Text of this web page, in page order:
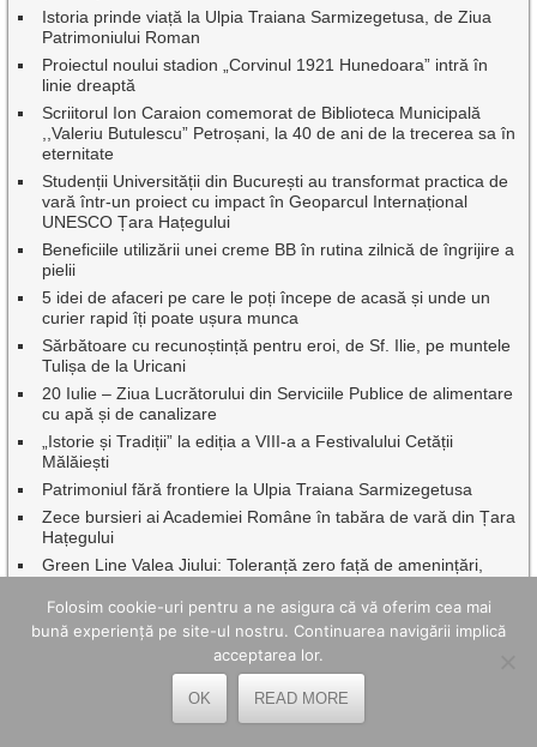
Istoria prinde viață la Ulpia Traiana Sarmizegetusa, de Ziua
Patrimoniului Roman
Proiectul noului stadion „Corvinul 1921 Hunedoara” intră în
linie dreaptă
Scriitorul Ion Caraion comemorat de Biblioteca Municipală
,,Valeriu Butulescu” Petroșani, la 40 de ani de la trecerea sa în
eternitate
Studenții Universității din București au transformat practica de
vară într-un proiect cu impact în Geoparcul Internațional
UNESCO Țara Hațegului
Beneficiile utilizării unei creme BB în rutina zilnică de îngrijire a
pielii
5 idei de afaceri pe care le poți începe de acasă și unde un
curier rapid îți poate ușura munca
Sărbătoare cu recunoștință pentru eroi, de Sf. Ilie, pe muntele
Tulișa de la Uricani
20 Iulie – Ziua Lucrătorului din Serviciile Publice de alimentare
cu apă și de canalizare
„Istorie și Tradiții” la ediția a VIII-a a Festivalului Cetății
Mălăiești
Patrimoniul fără frontiere la Ulpia Traiana Sarmizegetusa
Zece bursieri ai Academiei Române în tabăra de vară din Țara
Hațegului
Green Line Valea Jiului: Toleranță zero față de amenințări,
Dr.ing. Benor Voicescu, împreună cu o seamă de profesori
emeriți ai Universității din Petroșani au fost onorați de
Continuă asfaltările, pe mai multe artere rutiere din Petroșani
Folosim cookie-uri pentru a ne asigura că vă oferim cea mai
bună experiență pe site-ul nostru. Continuarea navigării implică
acceptarea lor.
OK READ MORE